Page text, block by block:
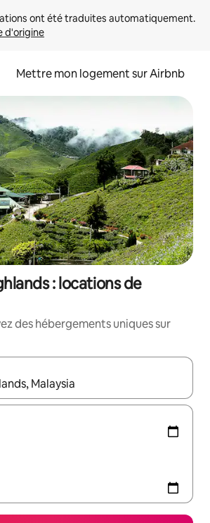
d'origine
Mettre mon logement sur Airbnb
: locations de
des hébergements uniques sur
s'affichent, utilisez les flèches vers le